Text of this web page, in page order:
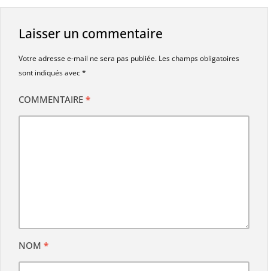
Laisser un commentaire
Votre adresse e-mail ne sera pas publiée. Les champs obligatoires
sont indiqués avec*
COMMENTAIRE *
NOM *